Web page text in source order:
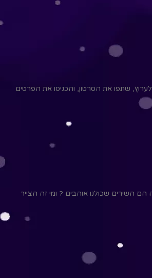
שתפו את הסרטון, והכניסו את הפרטים
השירים שכולנו אוהבים ? ומי זה הצייר